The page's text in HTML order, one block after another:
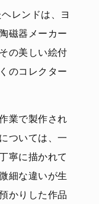
レンドは、ヨ
磁器メーカー
の美しい絵付
のコレクター
業で製作され
ついては、一
寧に描かれて
細な違いが生
かりした作品